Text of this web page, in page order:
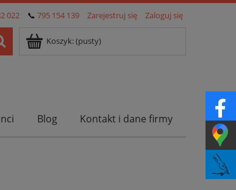
022 📞 795 154 139 Zarejestruj się Zaloguj się
Koszyk:(pusty)
Blog Kontakt i dane firmy